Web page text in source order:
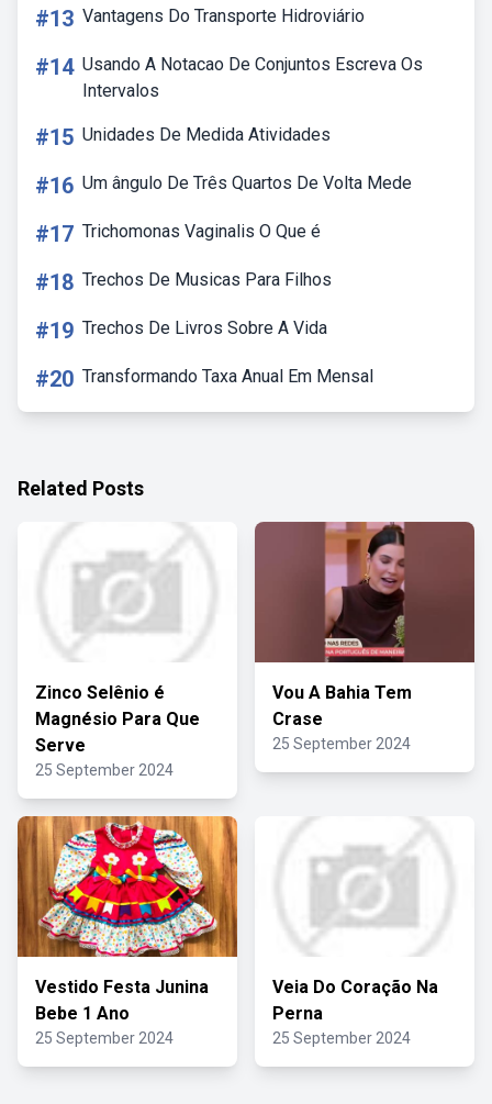
#13 Vantagens Do Transporte Hidroviário
#14 Usando A Notacao De Conjuntos Escreva Os
Intervalos
#15 Unidades De Medida Atividades
#16 Um ângulo De Três Quartos De Volta Mede
#17 Trichomonas Vaginalis O Que é
#18 Trechos De Musicas Para Filhos
#19 Trechos De Livros Sobre A Vida
#20 Transformando Taxa Anual Em Mensal
Related Posts
Zinco Selênio é
Magnésio Para Que
Serve
25 September 2024
Vou A Bahia Tem
Crase
25 September 2024
Vestido Festa Junina
Bebe 1 Ano
25 September 2024
Veia Do Coração Na
Perna
25 September 2024